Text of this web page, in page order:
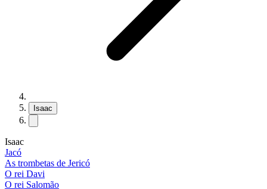
Isaac
Isaac
Jacó
As trombetas de Jericó
O rei Davi
O rei Salomão